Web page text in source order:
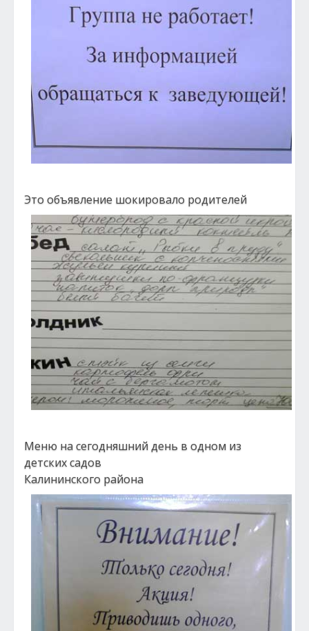
Это объявление шокировало родителей
Меню на сегодняшний день в одном из
детских садов
Калининского района